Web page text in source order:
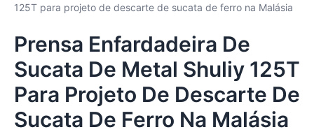
125T para projeto de descarte de sucata de ferro na Malásia
Prensa Enfardadeira De
Sucata De Metal Shuliy 125T
Para Projeto De Descarte De
Sucata De Ferro Na Malásia